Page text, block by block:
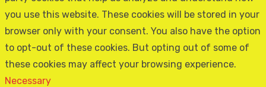
you use this website. These cookies will be stored in your
browser only with your consent. You also have the option
to opt-out of these cookies. But opting out of some of
these cookies may affect your browsing experience.
Necessary